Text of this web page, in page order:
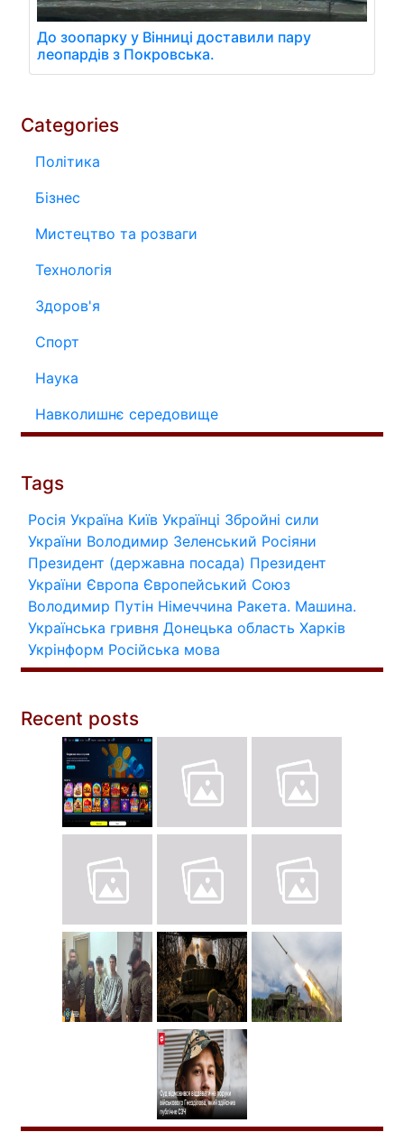
До зоопарку у Вінниці доставили пару
леопардів з Покровська.
Categories
Політика
Бізнес
Мистецтво та розваги
Технологія
Здоров'я
Спорт
Наука
Навколишнє середовище
Tags
Росія Україна Київ Українці Збройні сили
України Володимир Зеленський Росіяни
Президент (державна посада) Президент
України Європа Європейський Союз
Володимир Путін Німеччина Ракета. Машина.
Українська гривня Донецька область Харків
Укрінформ Російська мова
Recent posts